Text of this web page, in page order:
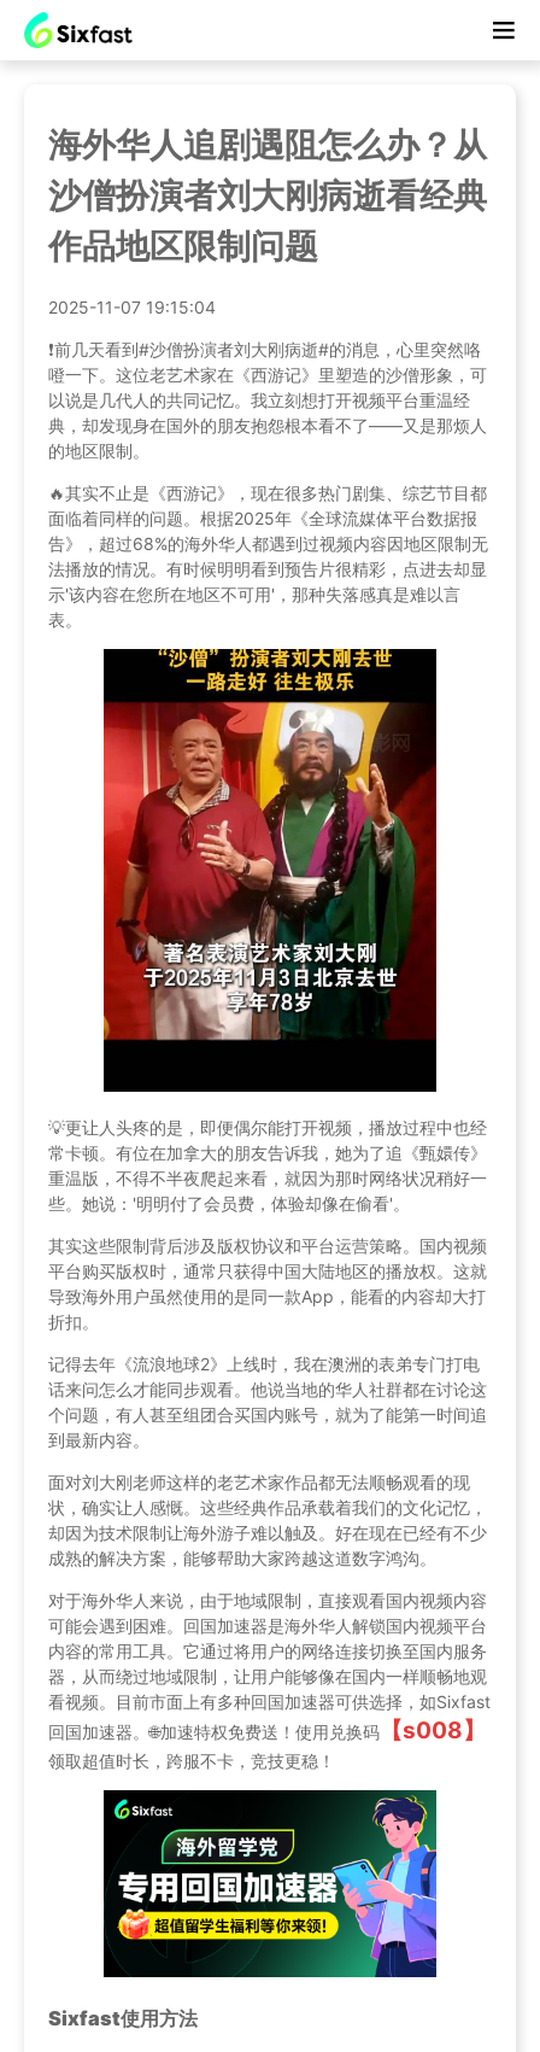
海外华人追剧遇阻怎么办？从
沙僧扮演者刘大刚病逝看经典
作品地区限制问题
2025-11-07 19:15:04
❗️前几天看到#沙僧扮演者刘大刚病逝#的消息，心里突然咯
噔一下。这位老艺术家在《西游记》里塑造的沙僧形象，可
以说是几代人的共同记忆。我立刻想打开视频平台重温经
典，却发现身在国外的朋友抱怨根本看不了——又是那烦人
的地区限制。
🔥其实不止是《西游记》，现在很多热门剧集、综艺节目都
面临着同样的问题。根据2025年《全球流媒体平台数据报
告》，超过68%的海外华人都遇到过视频内容因地区限制无
法播放的情况。有时候明明看到预告片很精彩，点进去却显
示'该内容在您所在地区不可用'，那种失落感真是难以言
表。
💡更让人头疼的是，即便偶尔能打开视频，播放过程中也经
常卡顿。有位在加拿大的朋友告诉我，她为了追《甄嬛传》
重温版，不得不半夜爬起来看，就因为那时网络状况稍好一
些。她说：'明明付了会员费，体验却像在偷看'。
其实这些限制背后涉及版权协议和平台运营策略。国内视频
平台购买版权时，通常只获得中国大陆地区的播放权。这就
导致海外用户虽然使用的是同一款App，能看的内容却大打
折扣。
记得去年《流浪地球2》上线时，我在澳洲的表弟专门打电
话来问怎么才能同步观看。他说当地的华人社群都在讨论这
个问题，有人甚至组团合买国内账号，就为了能第一时间追
到最新内容。
面对刘大刚老师这样的老艺术家作品都无法顺畅观看的现
状，确实让人感慨。这些经典作品承载着我们的文化记忆，
却因为技术限制让海外游子难以触及。好在现在已经有不少
成熟的解决方案，能够帮助大家跨越这道数字鸿沟。
对于海外华人来说，由于地域限制，直接观看国内视频内容
可能会遇到困难。回国加速器是海外华人解锁国内视频平台
内容的常用工具。它通过将用户的网络连接切换至国内服务
器，从而绕过地域限制，让用户能够像在国内一样顺畅地观
看视频。目前市面上有多种回国加速器可供选择，如Sixfast
回国加速器。🌐加速特权免费送！使用兑换码
【s008】
领取超值时长，跨服不卡，竞技更稳！
Sixfast使用方法